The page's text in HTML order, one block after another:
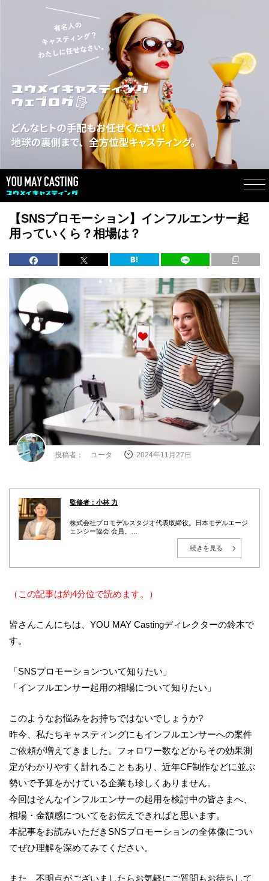
【SNSプロモーション】インフルエンサー起
用っていくら？相場は？
投稿者： ユータ 2024年11月27日
監修者：小林 力
株式会社プロモデルスタジオ代表取締役。日本モデルエージ
ェンシー協会 会員。
東京都世田谷区出身。1999年、株式会社インテック（現：
TISインテックグループ）入社後、広告・エンターテインメ
ント業界へ転身。2010年に株式会社プロモデルスタジオを創
選・紹介に留めず、企業の目的・ターゲット・予算に応じ
た“成果につながる戦略設計”から、撮影・イベント当日の進
を監督。多数案件から得られる実務データをもとに、相場
感・成功パターン・リスク管理のナレッジ化を推進してい
続きを見る
（この記事は約4分位で読めます。）
皆さんこんにちは、YOU MAY Castingディレクターの鈴木で
す。
「SNSプロモーションついて知りたい」
「インフルエンサー起用の相場について知りたい」
このようなお悩みをお持ちではないでしょうか?
昨今、私たちキャスティングにもインフルエンサーへの案件
ご依頼が増えてきました。フォロワー数などからその効果測
定がわかりやすく計れることもあり、近年CF制作などに並ぶ
勢いで予算をかけている企業も珍しくありません。
今回はそんなインフルエンサーの起用を検討中の皆さまへ、
相場・金額感についてをお伝えできればと思います。
本記事をお読みいただきSNSプロモーションの全体像につい
てぜひ理解を深めてみてください。
また、不明点がございましたらお気軽にご質問もお待ちして